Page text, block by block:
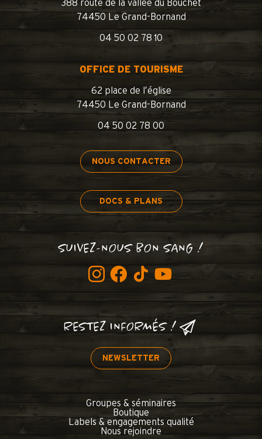
388 route de la vallée du Bouchet
74450 Le Grand-Bornand
04 50 02 78 10
OFFICE DE TOURISME
62 place de l’église
74450 Le Grand-Bornand
04 50 02 78 00
NOUS CONTACTER
DOCS & PLANS
SUIVEZ-NOUS BON SANG !
RESTEZ INFORMÉS !
NEWSLETTER
Groupes & séminaires
Boutique
Labels & engagements qualité
Nous rejoindre